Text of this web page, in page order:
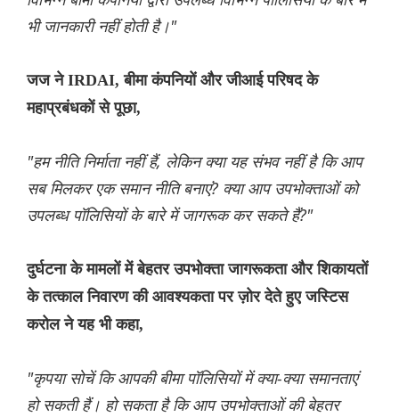
भी जानकारी नहीं होती है।"
जज ने IRDAI, बीमा कंपनियों और जीआई परिषद के
महाप्रबंधकों से पूछा,
"हम नीति निर्माता नहीं हैं, लेकिन क्या यह संभव नहीं है कि आप
सब मिलकर एक समान नीति बनाएं? क्या आप उपभोक्ताओं को
उपलब्ध पॉलिसियों के बारे में जागरूक कर सकते हैं?"
दुर्घटना के मामलों में बेहतर उपभोक्ता जागरूकता और शिकायतों
के तत्काल निवारण की आवश्यकता पर ज़ोर देते हुए जस्टिस
करोल ने यह भी कहा,
"कृपया सोचें कि आपकी बीमा पॉलिसियों में क्या-क्या समानताएं
हो सकती हैं। हो सकता है कि आप उपभोक्ताओं की बेहतर